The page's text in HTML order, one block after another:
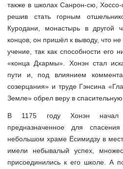
также в школах Санрон-сю,
решив стать горным
Куродани, монастырь в другой
концов, он пришёл к выводу, что
учение, так как способности его
«конца Дхармы». Хонэн стал
пути и, под влиянием
созерцания» и труде Гэнсина «
Земле» обрел веру в
В 1175 году Хонэн начал
предназначенное для
небольшом храме Ёсимидзу в
имели небывалый успех,
присоединились к его школе. А